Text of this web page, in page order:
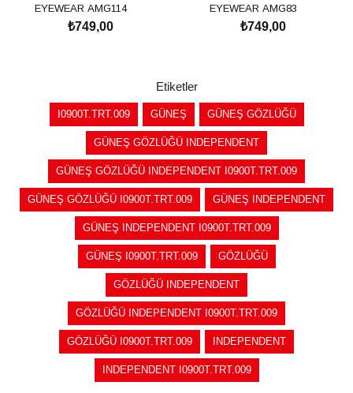
EYEWEAR AMG114
₺749,00
EYEWEAR AMG83
₺749,00
Etiketler
I0900T.TRT.009 GÜNEŞ GÜNEŞ GÖZLÜĞÜ
GÜNEŞ GÖZLÜĞÜ INDEPENDENT
GÜNEŞ GÖZLÜĞÜ INDEPENDENT I0900T.TRT.009
GÜNEŞ GÖZLÜĞÜ I0900T.TRT.009 GÜNEŞ INDEPENDENT
GÜNEŞ INDEPENDENT I0900T.TRT.009
GÜNEŞ I0900T.TRT.009 GÖZLÜĞÜ
GÖZLÜĞÜ INDEPENDENT
GÖZLÜĞÜ INDEPENDENT I0900T.TRT.009
GÖZLÜĞÜ I0900T.TRT.009 INDEPENDENT
INDEPENDENT I0900T.TRT.009